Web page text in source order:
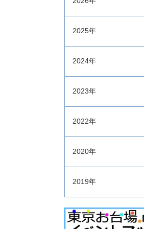
2025年
2024年
2023年
2022年
2020年
2019年